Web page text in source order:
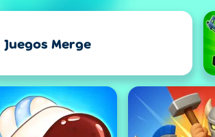
Juegos Merge